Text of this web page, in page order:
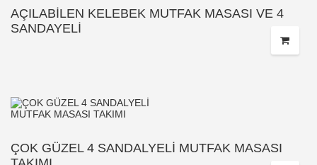
AÇILABİLEN KELEBEK MUTFAK MASASI VE 4
SANDAYELİ
ÇOK GÜZEL 4 SANDALYELİ MUTFAK MASASI